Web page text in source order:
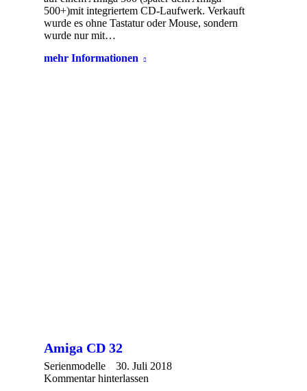
500+)mit integriertem CD-Laufwerk. Verkauft
wurde es ohne Tastatur oder Mouse, sondern
wurde nur mit…
mehr Informationen
Amiga CD 32
Serienmodelle
30. Juli 2018
Kommentar hinterlassen